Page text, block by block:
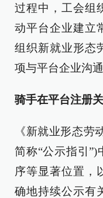
过程中，工会组
动平台企业建立
组织新就业形态
项与平台企业沟通
骑手在平台注册
《新就业形态劳
简称“公示指引
序等显著位置，
确地持续公示有